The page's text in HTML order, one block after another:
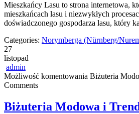
Mieszkańcy Lasu to strona internetowa,
mieszkańcach lasu i niezwykłych
doświadczonego gospodarza lasu, który
Categories: Norymberga (Nürnberg/
27
listopad
admin
Możliwość komentowania Biżuteria
Comments
Biżuteria Modowa i